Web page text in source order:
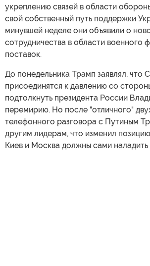
укреплению связей в области
свой собственный путь поддержки
минувшей неделе они объявили о
сотрудничества в области военного
поставок.
До понедельника Трамп заявлял, что
присоединятся к давлению со
подтолкнуть президента России
перемирию. Но после "отличного"
телефонного разговора с Путиным
другим лидерам, что изменил
Киев и Москва должны сами